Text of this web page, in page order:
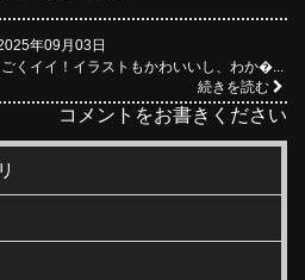
年09月03日
くイイ！イラストもかわいいし、わか�...
続きを読む
コメントをお書きください